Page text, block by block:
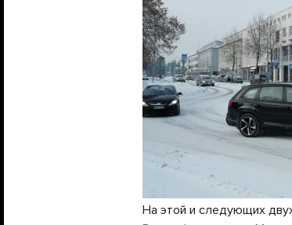
На этой и следующих